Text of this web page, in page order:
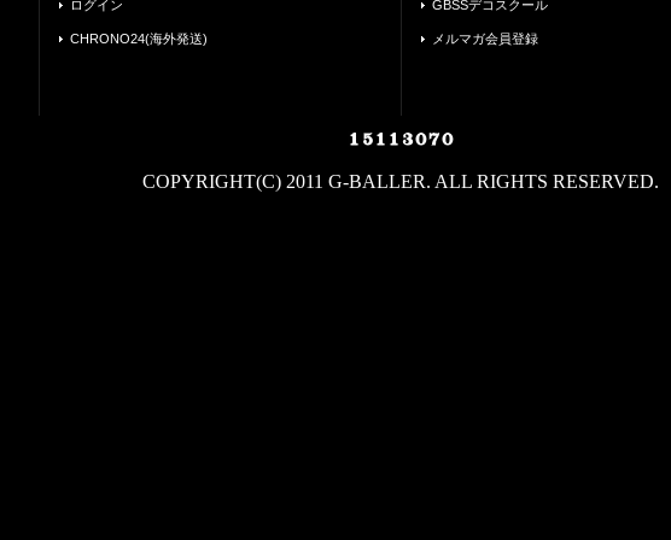
ログイン
CHRONO24(海外発送)
GBSSデコスクール
メルマガ会員登録
COPYRIGHT(C) 2011 G-BALLER. ALL RIGHTS RESERVED.